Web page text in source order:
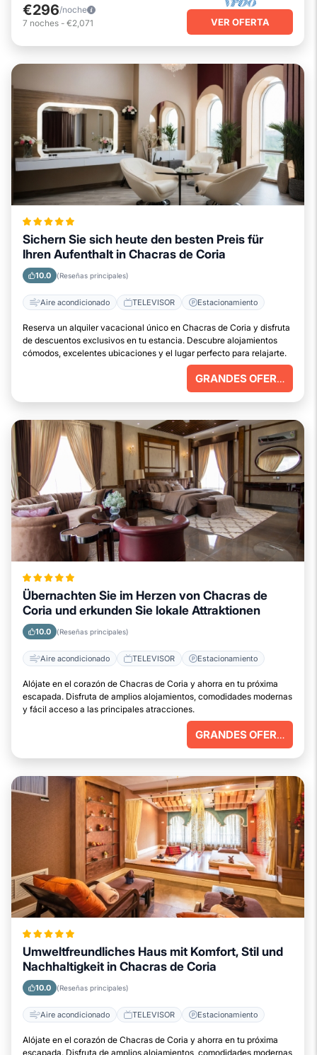
€296/noche
7 noches - €2,071 VER OFERTA
Sichern Sie sich heute den besten Preis für
Ihren Aufenthalt in Chacras de Coria
10.0 (Reseñas principales)
Aire acondicionado TELEVISOR Estacionamiento
Reserva un alquiler vacacional único en Chacras de Coria y disfruta
de descuentos exclusivos en tu estancia. Descubre alojamientos
cómodos, excelentes ubicaciones y el lugar perfecto para relajarte.
GRANDES OFERTAS
Übernachten Sie im Herzen von Chacras de
Coria und erkunden Sie lokale Attraktionen
10.0 (Reseñas principales)
Aire acondicionado TELEVISOR Estacionamiento
Alójate en el corazón de Chacras de Coria y ahorra en tu próxima
escapada. Disfruta de amplios alojamientos, comodidades modernas
y fácil acceso a las principales atracciones.
GRANDES OFERTAS
Umweltfreundliches Haus mit Komfort, Stil und
Nachhaltigkeit in Chacras de Coria
10.0 (Reseñas principales)
Aire acondicionado TELEVISOR Estacionamiento
Alójate en el corazón de Chacras de Coria y ahorra en tu próxima
escapada. Disfruta de amplios alojamientos, comodidades modernas